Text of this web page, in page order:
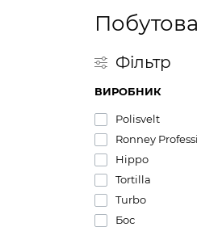
Побутова
Фільтр
ВИРОБНИК
Polisvelt
Ronney
Hippo
Tortilla
Turbo
Бос